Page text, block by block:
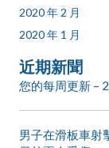
2020 年 2 月
2020 年 1 月
近期新聞
您的每周更新 –
男子在滑板車射